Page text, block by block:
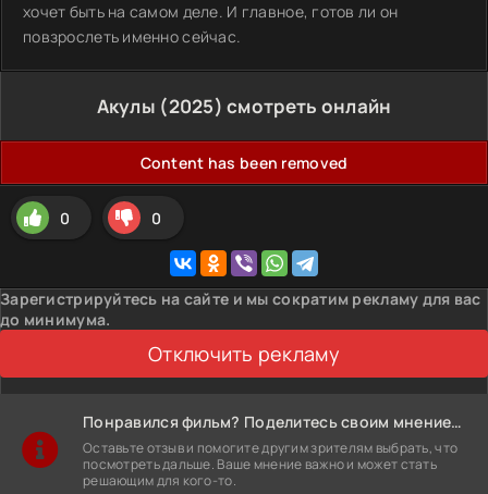
хочет быть на самом деле. И главное, готов ли он
повзрослеть именно сейчас.
Акулы (2025) смотреть онлайн
Content has been removed
0 0
Зарегистрируйтесь на сайте и мы сократим рекламу для вас
до минимума.
Отключить рекламу
Понравился фильм? Поделитесь своим мнением!
Оставьте отзыв и помогите другим зрителям выбрать, что
посмотреть дальше. Ваше мнение важно и может стать
решающим для кого-то.